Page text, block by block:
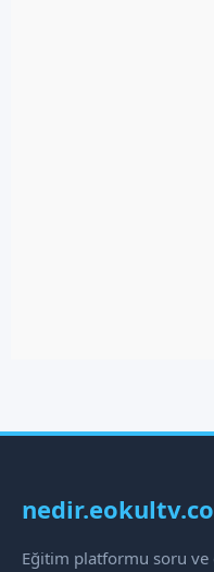
Eğitim platformu soru ve